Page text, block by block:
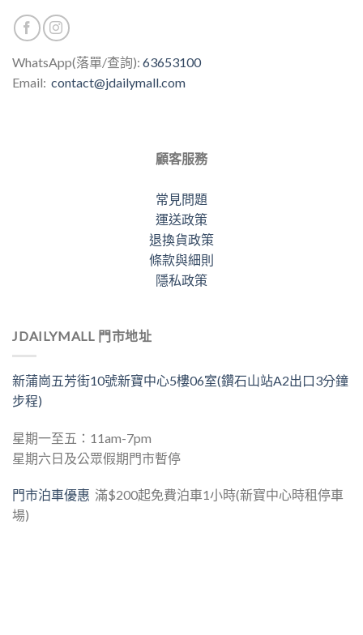
WhatsApp(落單/查詢): 63653100
Email: contact@jdailymall.com
顧客服務
常見問題
運送政策
退換貨政策
條款與細則
隱私政策
JDAILYMALL 門市地址
新蒲崗五芳街10號新寶中心5樓06室(鑽石山站A2出口3分鐘
步程)
星期一至五：11am-7pm
星期六日及公眾假期門市暫停
門市泊車優惠 滿$200起免費泊車1小時(新寶中心時租停車
場)